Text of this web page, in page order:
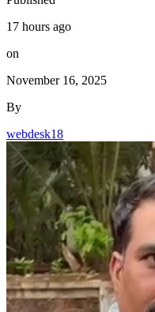
17 hours ago
on
November 16, 2025
By
webdesk18